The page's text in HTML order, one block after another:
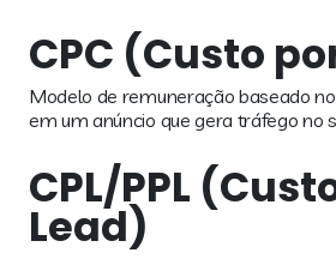
CPC (Custo
Modelo de remuneração baseado
em um anúncio que gera tráfego no
CPL/PPL
Lead)